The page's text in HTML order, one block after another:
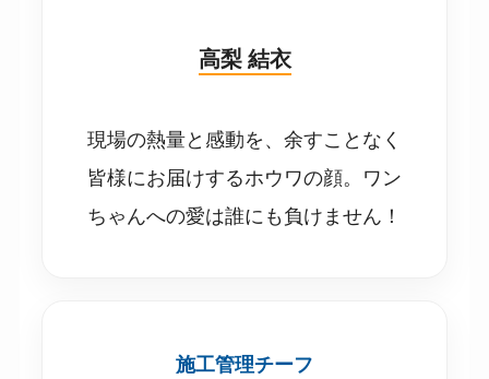
高梨 結衣
現場の熱量と感動を、余すことなく
皆様にお届けするホウワの顔。ワン
ちゃんへの愛は誰にも負けません！
施工管理チーフ